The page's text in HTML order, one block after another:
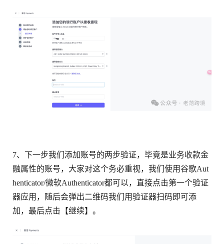
7、下一步我们添加账号的两步验证，毕竟是业务收款金
融属性的账号，大家对这个务必重视，我们使用谷歌Aut
henticator/微软Authenticator都可以，直接点击第一个验证
器应用，随后会弹出二维码我们用验证器扫码即可添
加，最后点击【继续】。